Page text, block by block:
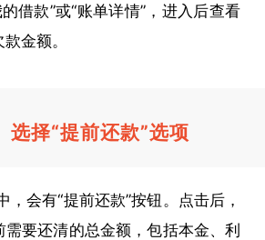
借款”或“账单详情”，进入后查看
金额。
选择“提前还款”选项
，会有“提前还款”按钮。点击后，
需要还清的总金额，包括本金、利